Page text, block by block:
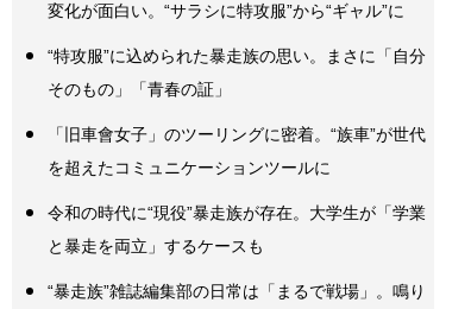
変化が面白い。“サラシに特攻服”から“ギャル”に
“特攻服”に込められた暴走族の思い。まさに「自分
そのもの」「青春の証」
「旧車會女子」のツーリングに密着。“族車”が世代
を超えたコミュニケーションツールに
令和の時代に“現役”暴走族が存在。大学生が「学業
と暴走を両立」するケースも
“暴走族”雑誌編集部の日常は「まるで戦場」。鳴り